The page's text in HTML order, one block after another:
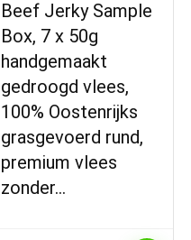
Beef Jerky Sample
Box, 7 x 50g
handgemaakt
gedroogd vlees,
100% Oostenrijks
grasgevoerd rund,
premium vlees
zonder…